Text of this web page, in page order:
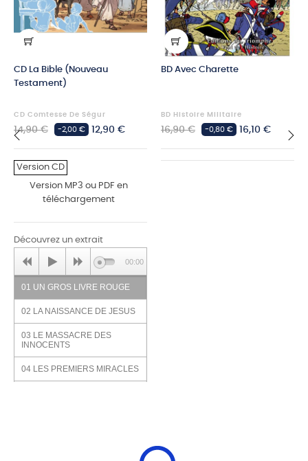
CD La Bible (Nouveau
Testament)
CD Comtesse De Ségur
Prix
habituel
14,90 € -2,00 € Prix
12,90 €
Version CD
Version MP3 ou PDF en
téléchargement
Découvrez un extrait
01 UN GROS LIVRE ROUGE
02 LA NAISSANCE DE JESUS
03 LE MASSACRE DES
INNOCENTS
04 LES PREMIERS MIRACLES
00:00
BD Avec Charette
BD Histoire Militaire
Prix
16,90 € -0,80 € Prix
16,10 €
‹ ›